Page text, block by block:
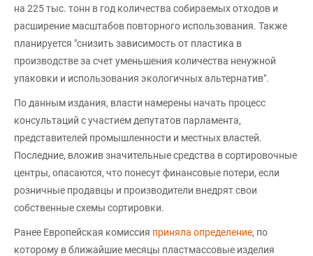
на 225 тыс. тонн в год количества собираемых отходов и
расширение масштабов повторного использования. Также
планируется "снизить зависимость от пластика в
производстве за счет уменьшения количества ненужной
упаковки и использования экологичных альтернатив".
По данным издания, власти намерены начать процесс
консультаций с участием депутатов парламента,
представителей промышленности и местных властей.
Последние, вложив значительные средства в сортировочные
центры, опасаются, что понесут финансовые потери, если
розничные продавцы и производители внедрят свои
собственные схемы сортировки.
Ранее Европейская комиссия приняла определение, по
которому в ближайшие месяцы пластмассовые изделия